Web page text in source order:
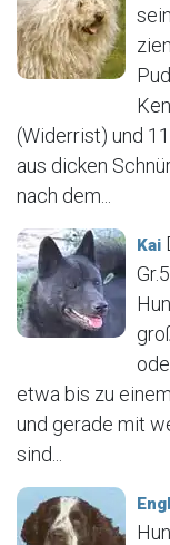
(Widerrist) und
aus dicken
nach dem...
Kai
etwa bis zu
und gerade mit
sind...